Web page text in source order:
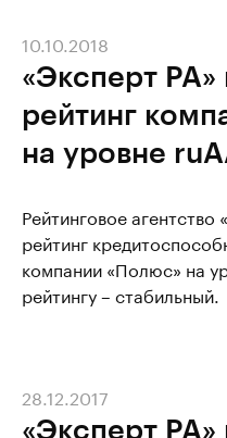
«Эксперт РА»
рейтинг
на уровне
10.10.2018
Рейтинговое
рейтинг
компании «Полюс» на
рейтингу – стабильный.
«Эксперт РА»
28.12.2017